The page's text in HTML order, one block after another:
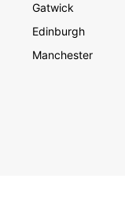
Gatwick
Edinburgh
Manchester